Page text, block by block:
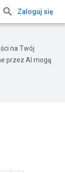
Zaloguj się
na Twój
przez AI mogą